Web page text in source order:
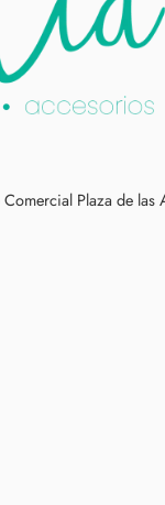
Plaza de las